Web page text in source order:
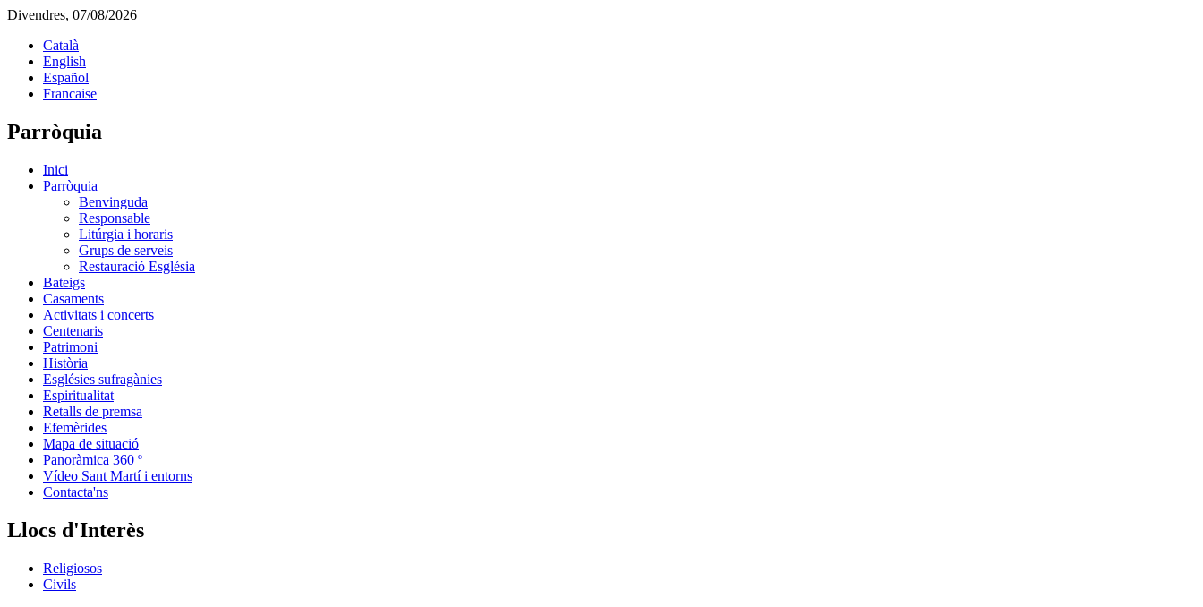
Divendres, 07/08/2026
Català
English
Español
Francaise
Parròquia
Inici
Parròquia
Benvinguda
Responsable
Litúrgia i horaris
Grups de serveis
Restauració Església
Bateigs
Casaments
Activitats i concerts
Centenaris
Patrimoni
Història
Esglésies sufragànies
Espiritualitat
Retalls de premsa
Efemèrides
Mapa de situació
Panoràmica 360 º
Vídeo Sant Martí i entorns
Contacta'ns
Llocs d'Interès
Religiosos
Civils